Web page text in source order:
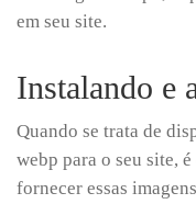
em seu site.
Instalando e
Quando se trata de
webp para o seu site,
fornecer essas